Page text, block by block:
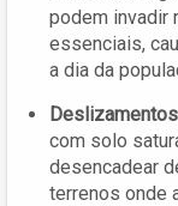
podem invadir
essenciais,
a dia da
com solo
desencadear
terrenos onde